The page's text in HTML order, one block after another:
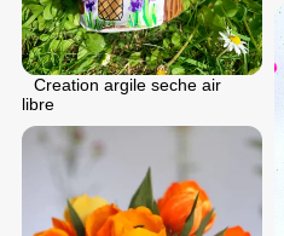
Creation argile seche air
libre